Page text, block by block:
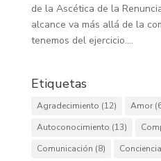
de la Ascética de la
alcance va más allá de la
tenemos del ejercicio....
Etiquetas
Agradecimiento (12) Amor
Autoconocimiento (13)
Comunicación (8) Conciencia